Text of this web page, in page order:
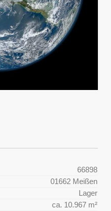
66898
01662 Meißen
Lager
ca. 10.967 m²